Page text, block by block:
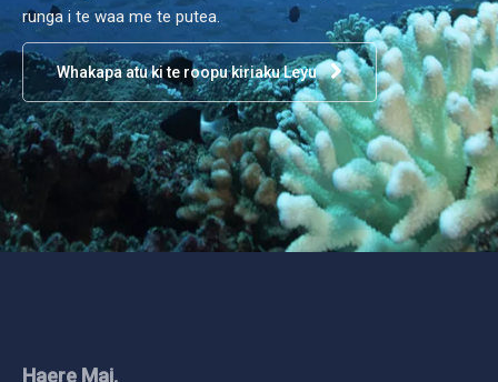
runga i te waa me te putea.
Whakapa atu ki te roopu kiriaku Leyu
Haere Mai.